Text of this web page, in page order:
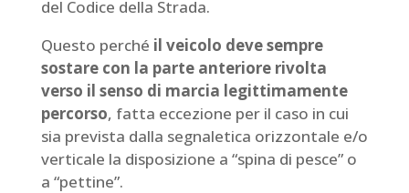
del Codice della Strada.
Questo perché il veicolo deve sempre
sostare con la parte anteriore rivolta
verso il senso di marcia legittimamente
percorso, fatta eccezione per il caso in cui
sia prevista dalla segnaletica orizzontale e/o
verticale la disposizione a “spina di pesce” o
a “pettine”.